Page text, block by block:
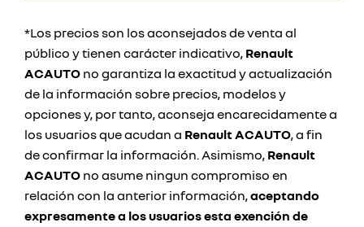
*Los precios son los aconsejados de venta al
público y tienen carácter indicativo, Renault
ACAUTO no garantiza la exactitud y actualización
de la información sobre precios, modelos y
opciones y, por tanto, aconseja encarecidamente a
los usuarios que acudan a Renault ACAUTO, a fin
de confirmar la información. Asimismo, Renault
ACAUTO no asume ningun compromiso en
relación con la anterior información,aceptando
expresamente a los usuarios esta exención de